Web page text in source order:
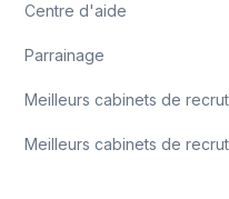
Centre d'aide
Parrainage
Meilleurs cabinets de
Meilleurs cabinets de